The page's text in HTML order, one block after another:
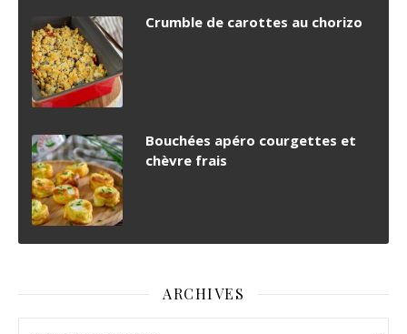
Crumble de carottes au chorizo
Bouchées apéro courgettes et
chèvre frais
ARCHIVES